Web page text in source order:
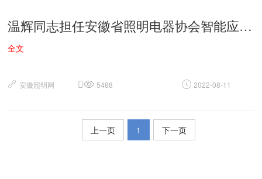
温辉同志担任安徽省照明电器协会智能应急专业委员主任
全文
安徽照明网 5488 2022-08-11
上一页 1 下一页